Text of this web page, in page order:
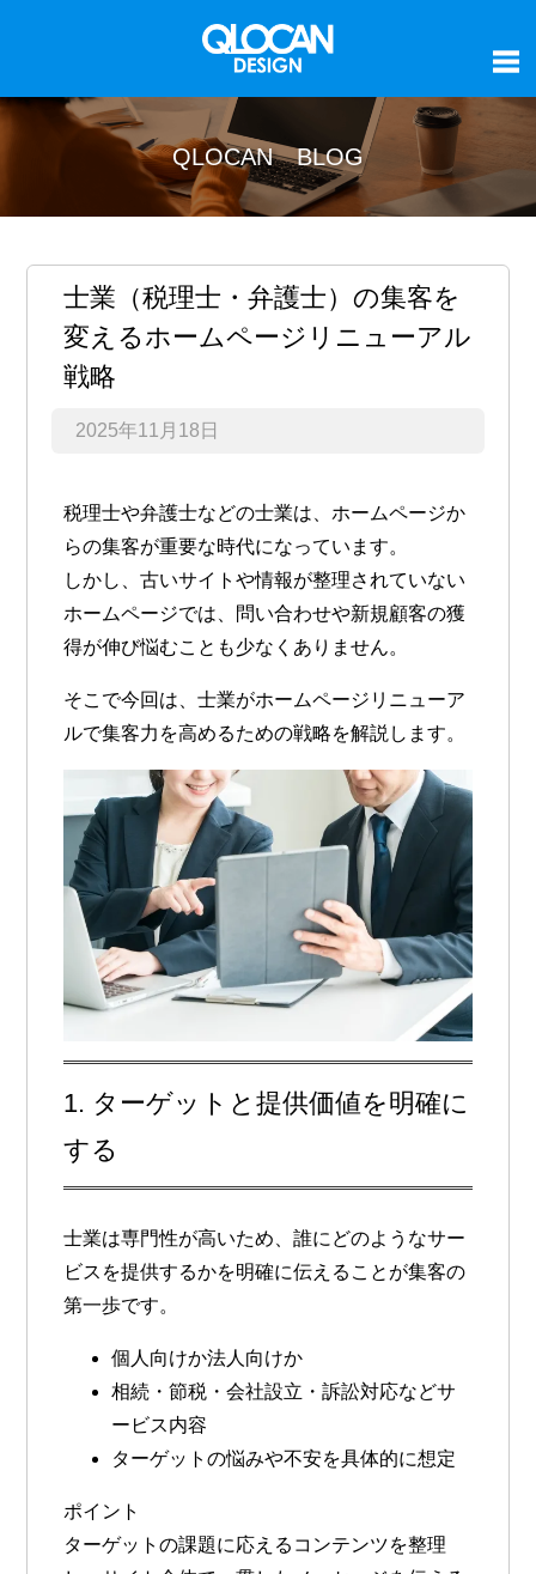
QLOCAN BLOG
士業（税理士・弁護士）の集客を
変えるホームページリニューアル
戦略
2025年11月18日
税理士や弁護士などの士業は、ホームページか
らの集客が重要な時代になっています。
しかし、古いサイトや情報が整理されていない
ホームページでは、 問い合わせや新規顧客の獲
得が伸び悩むことも少なくありません。
そこで今回は、士業がホームページリニューア
ルで集客力を高めるための戦略を解説します。
1. ターゲットと提供価値を明確に
する
士業は専門性が高いため、誰にどのようなサー
ビスを提供するかを明確に伝えること が集客の
第一歩です。
個人向けか法人向けか
相続・節税・会社設立・訴訟対応などサ
ービス内容
ターゲットの悩みや不安を具体的に想定
ポイント
ターゲットの課題に応えるコンテンツを整理